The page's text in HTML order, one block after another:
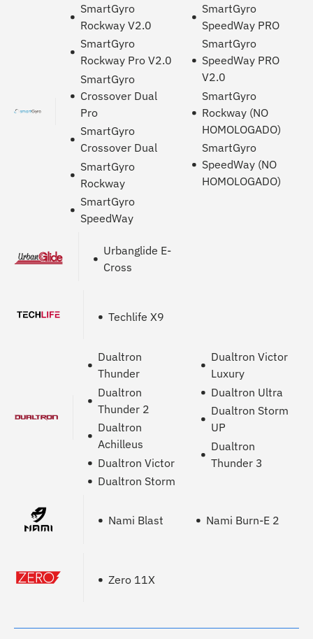
SmartGyro
Rockway V2.0
SmartGyro
Rockway Pro V2.0
SmartGyro
Crossover Dual
Pro
SmartGyro
Crossover Dual
SmartGyro
Rockway
SmartGyro
SpeedWay
SmartGyro
SpeedWay PRO
SmartGyro
SpeedWay PRO
V2.0
SmartGyro
Rockway (NO
HOMOLOGADO)
SmartGyro
SpeedWay (NO
HOMOLOGADO)
Urbanglide E-
Cross
Techlife X9
Dualtron
Thunder
Dualtron
Thunder 2
Dualtron
Achilleus
Dualtron Victor
Dualtron Storm
Dualtron Victor
Luxury
Dualtron Ultra
Dualtron Storm
UP
Dualtron
Thunder 3
Nami Blast Nami Burn-E 2
Zero 11X